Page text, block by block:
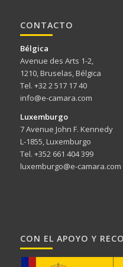
CONTACTO
Bélgica
Avenue des Arts 1-2,
1210, Bruselas, Bélgica
Tel. +32 2 517 17 40
info@e-camara.com
Luxemburgo
7 Avenue John F. Kennedy
L-1855, Luxemburgo
Tel. +352 661 404 399
luxemburgo@e-camara.com
CON EL APOYO Y